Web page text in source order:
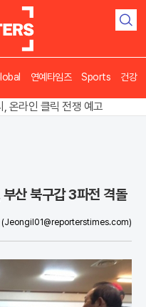
검
연예타임즈 Sports 건강
쟁탈전 '0.7%p' 혈투
려, 2주차 경선 요동
산 북구갑 3파전 격돌
(Jeongil01@reporterstimes.com)